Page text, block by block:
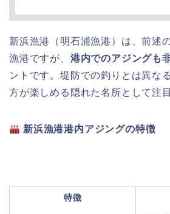
新浜漁港（明石浦漁港）は、前述
漁港ですが、 港内でのアジングも
ントです。堤防での釣りとは異な
方が楽しめる隠れた名所として注
新浜漁港港内アジングの特徴
特徴